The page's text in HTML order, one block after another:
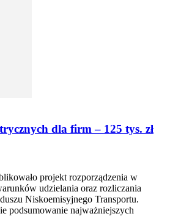
dla firm – 125 tys. zł
projekt rozporządzenia w
udzielania oraz rozliczania
Niskoemisyjnego Transportu.
podsumowanie najważniejszych